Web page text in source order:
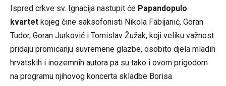
Ispred crkve sv. Ignacija nastupit će Papandopulo
kvartet kojeg čine saksofonisti Nikola Fabijanić, Goran
Tudor, Goran Jurković i Tomislav Žužak, koji veliku važnost
pridaju promicanju suvremene glazbe, osobito djela mladih
hrvatskih i inozemnih autora pa su tako i ovom prigodom
na programu njihovog koncerta skladbe Borisa